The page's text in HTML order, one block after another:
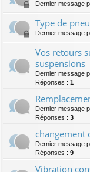
Dernier message
Type de
Dernier message
Vos retours
suspensions
Dernier message
Réponses : 1
Dernier message
Réponses : 3
changement
Dernier message
Réponses : 9
Vibration